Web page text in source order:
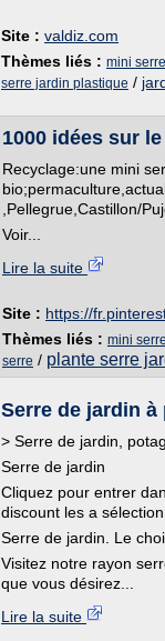
Site : valdiz.com
Thèmes liés : mini
serre jardin plastique /
1000 idées sur
Recyclage:une mini
,Pellegrue,Castillon/
Voir...
Lire la suite
Site : https://
Thèmes liés : mini
serre / plante serre
Serre de jardin
> Serre de jardin,
Serre de jardin
Cliquez pour entrer
discount les a
Serre de jardin. Le
Visitez notre rayon
que vous désirez...
Lire la suite